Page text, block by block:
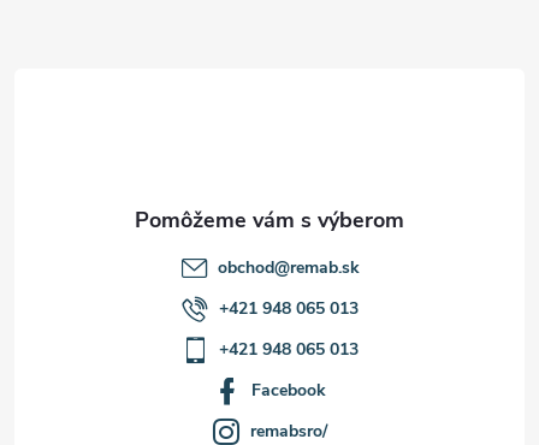
obchod@remab.sk
+421 948 065 013
+421 948 065 013
Facebook
remabsro/